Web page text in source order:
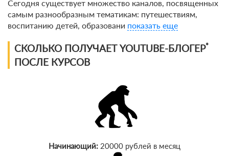
Сегодня существует множество каналов, посвященных
самым разнообразным тематикам: путешествиям,
воспитанию детей, образовани показать еще
СКОЛЬКО ПОЛУЧАЕТ YOUTUBE-БЛОГЕР*
ПОСЛЕ КУРСОВ
Начинающий: 20000 рублей в месяц
По языку обучения